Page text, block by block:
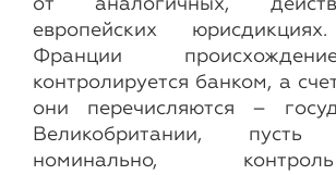
европейских
Франции
контролируется банком, а
они перечисляются –
Великобритании,
номинально,